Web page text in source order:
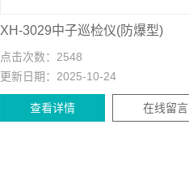
XH-3029中子巡检仪(防爆型)
点击次数： 2548
更新日期： 2025-10-24
查看详情 在线留言